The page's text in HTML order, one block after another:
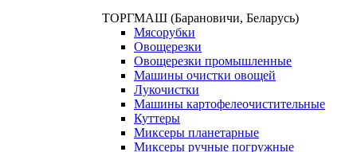
ТОРГМАШ (Барановичи, Беларусь)
Мясорубки
Овощерезки
Овощерезки промышленные
Машины очистки овощей
Лукочистки
Машины картофелеочистительные
Куттеры
Миксеры планетарные
Миксеры ручные погружные